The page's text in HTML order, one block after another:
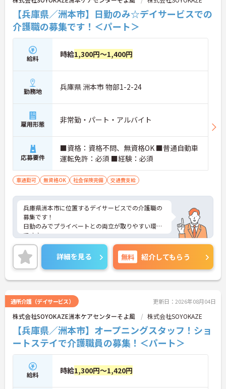
【兵庫県／洲本市】日勤のみ☆デイサービスでの
介護職の募集です！＜パート＞
給料 時給1,300円～1,400円
勤務地 兵庫県 洲本市 物部1-2-24
雇用形態 非常勤・パート・アルバイト
応募要件
■資格：資格不問、無資格OK ■普通自動車
運転免許：必須 ■経験：必須
車通勤可 無資格OK 社会保険完備 交通費支給
兵庫県洲本市に位置するデイサービスでの介護職の
募集です！
日勤のみでプライベートとの両立が取りやすい環境
です♪
ご興味ある方には、面接対策ポイントなど、さらに
詳細をお話しいたしますのでお気軽にご相談くださ
い。
詳細を見る 無料 紹介してもらう
通所介護（デイサービス） 更新日：2026年08月04日
株式会社SOYOKAZE洲本ケアセンターそよ風 株式会社SOYOKAZE
【兵庫県／洲本市】オープニングスタッフ！ショ
ートステイで介護職員の募集！＜パート＞
給料 時給1,300円～1,420円